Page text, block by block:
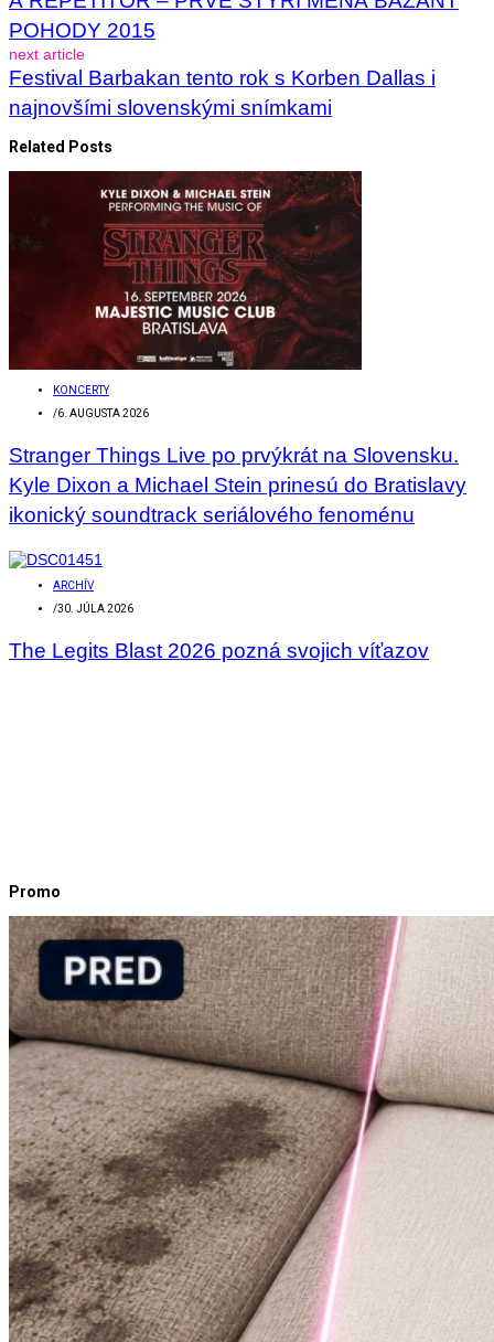
POHODY 2015
next article
Festival Barbakan tento rok s Korben Dallas i
najnovšími slovenskými snímkami
Related Posts
KONCERTY
/6. AUGUSTA 2026
Stranger Things Live po prvýkrát na Slovensku.
Kyle Dixon a Michael Stein prinesú do Bratislavy
ikonický soundtrack seriálového fenoménu
ARCHÍV
/30. JÚLA 2026
The Legits Blast 2026 pozná svojich víťazov
Promo